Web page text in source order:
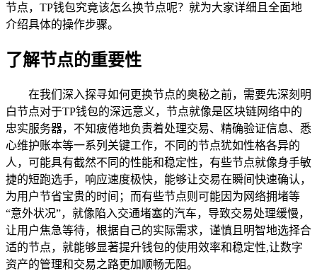
节点，TP钱包究竟该怎么换节点呢？就为大家详细且全面地
介绍具体的操作步骤。
了解节点的重要性
在我们深入探寻如何更换节点的奥秘之前，需要先深刻明
白节点对于TP钱包的深远意义，节点就像是区块链网络中的
忠实服务器，不知疲倦地负责着处理交易、精确验证信息、悉
心维护账本等一系列关键工作，不同的节点犹如性格各异的
人，可能具有截然不同的性能和稳定性，有些节点就像身手敏
捷的短跑选手，响应速度极快，能够让交易在瞬间快速确认，
为用户节省宝贵的时间；而有些节点则可能因为网络拥堵等
“意外状况”，就像陷入交通堵塞的汽车，导致交易处理缓慢，
让用户焦急等待，根据自己的实际需求，谨慎且明智地选择合
适的节点，就能够显著提升钱包的使用效率和稳定性,让数字
资产的管理和交易之路更加顺畅无阻。